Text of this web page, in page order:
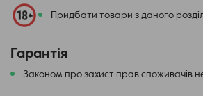
Важливо: перед кожним
компонентів.
Marvellous Max – це більше, ніж просто
Придбати товари з даного
Гарантія
Законом про захист прав споживачів